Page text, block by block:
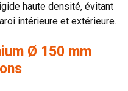
haute densité, évitant
intérieure et extérieure.
Ø 150 mm